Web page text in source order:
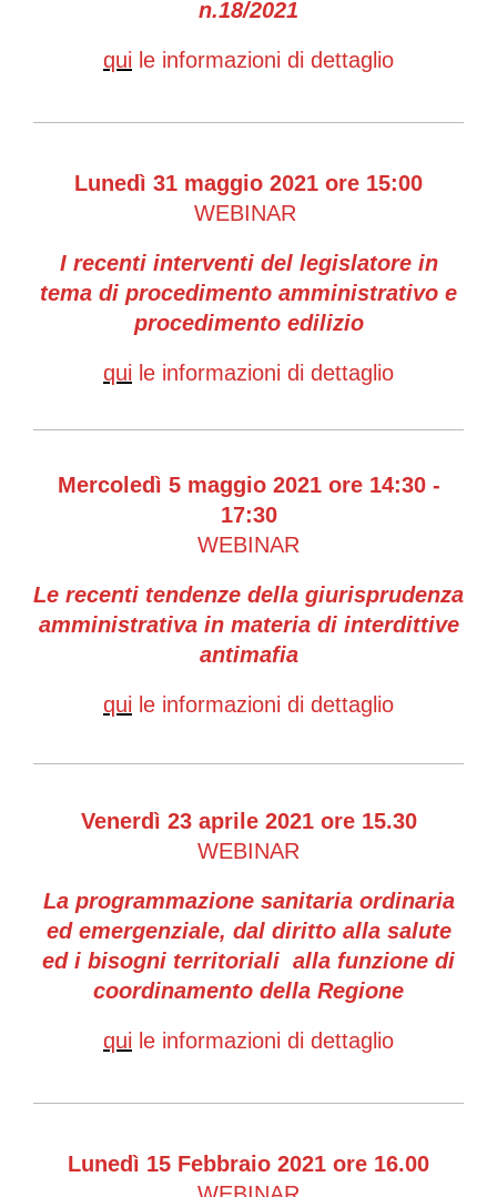
n.18/2021
qui le informazioni di dettaglio
Lunedì 31 maggio 2021 ore 15:00
WEBINAR
I recenti interventi del legislatore in
tema di procedimento amministrativo e
procedimento edilizio
qui le informazioni di dettaglio
Mercoledì 5 maggio 2021 ore 14:30 -
17:30
WEBINAR
Le recenti tendenze della giurisprudenza
amministrativa in materia di interdittive
antimafia
qui le informazioni di dettaglio
Venerdì 23 aprile 2021 ore 15.30
WEBINAR
La programmazione sanitaria ordinaria
ed emergenziale, dal diritto alla salute
ed i bisogni territoriali alla funzione di
coordinamento della Regione
qui le informazioni di dettaglio
Lunedì 15 Febbraio 2021 ore 16.00